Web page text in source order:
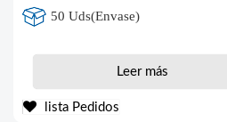
50 Uds(Envase)
Leer más
lista Pedidos